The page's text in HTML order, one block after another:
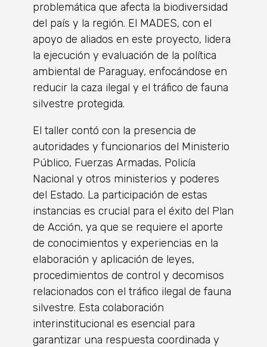
problemática que afecta la biodiversidad
del país y la región. El MADES, con el
apoyo de aliados en este proyecto, lidera
la ejecución y evaluación de la política
ambiental de Paraguay, enfocándose en
reducir la caza ilegal y el tráfico de fauna
silvestre protegida.
El taller contó con la presencia de
autoridades y funcionarios del Ministerio
Público, Fuerzas Armadas, Policía
Nacional y otros ministerios y poderes
del Estado. La participación de estas
instancias es crucial para el éxito del Plan
de Acción, ya que se requiere el aporte
de conocimientos y experiencias en la
elaboración y aplicación de leyes,
procedimientos de control y decomisos
relacionados con el tráfico ilegal de fauna
silvestre. Esta colaboración
interinstitucional es esencial para
garantizar una respuesta coordinada y